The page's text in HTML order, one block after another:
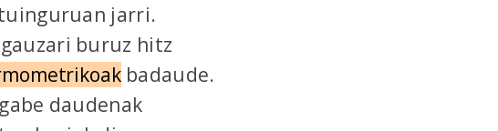
jarri.
buruz hitz
badaude.
daudenak